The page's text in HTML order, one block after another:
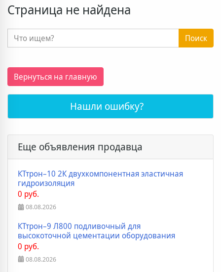
Страница не найдена
Поиск
Вернуться на главную
Нашли ошибку?
Еще объявления продавца
КТтрон–10 2К двухкомпонентная эластичная
гидроизоляция
0 руб.
08.08.2026
КТтрон–9 Л800 подливочный для
высокоточной цементации оборудования
0 руб.
08.08.2026